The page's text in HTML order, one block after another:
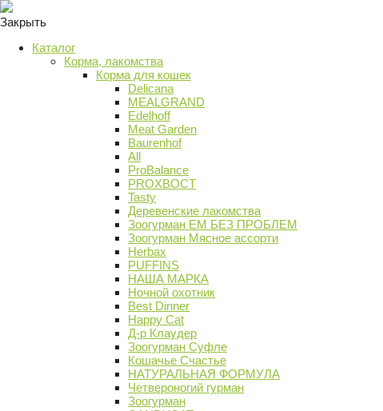
Закрыть
Каталог
Корма, лакомства
Корма для кошек
Delicana
MEALGRAND
Edelhoff
Meat Garden
Baurenhof
All
ProBalance
PROХВОСТ
Tasty
Деревенские лакомства
Зоогурман ЕМ БЕЗ ПРОБЛЕМ
Зоогурман Мясное ассорти
Herbax
PUFFINS
НАША МАРКА
Ночной охотник
Best Dinner
Happy Cat
Д-р Клаудер
Зоогурман Суфле
Кошачье Счастье
НАТУРАЛЬНАЯ ФОРМУЛА
Четвероногий гурман
Зоогурман